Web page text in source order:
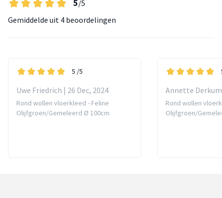
5/5
Gemiddelde uit 4 beoordelingen
5 /5
Uwe Friedrich | 26 Dec, 2024
Rond wollen vloerkleed - Feline
Olijfgroen/Gemeleerd Ø 100cm
Annette
Rond wollen
Olijfgroen/